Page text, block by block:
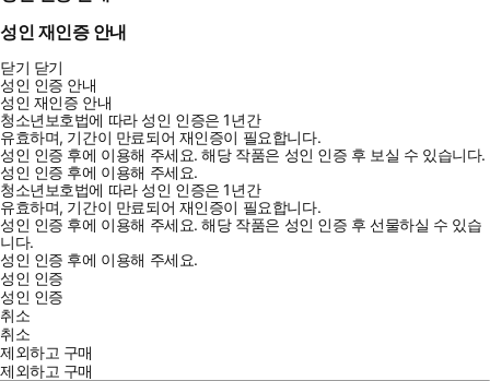
성인 재인증 안내
닫기 닫기
성인 인증 안내
성인 재인증 안내
청소년보호법에 따라 성인 인증은 1년간
유효하며, 기간이 만료되어 재인증이 필요합니다.
성인 인증 후에 이용해 주세요.해당 작품은 성인 인증 후 보실 수 있습니다.
성인 인증 후에 이용해 주세요.
청소년보호법에 따라 성인 인증은 1년간
유효하며, 기간이 만료되어 재인증이 필요합니다.
성인 인증 후에 이용해 주세요.해당 작품은 성인 인증 후 선물하실 수 있습
니다.
성인 인증 후에 이용해 주세요.
성인 인증
성인 인증
취소
취소
제외하고 구매
제외하고 구매